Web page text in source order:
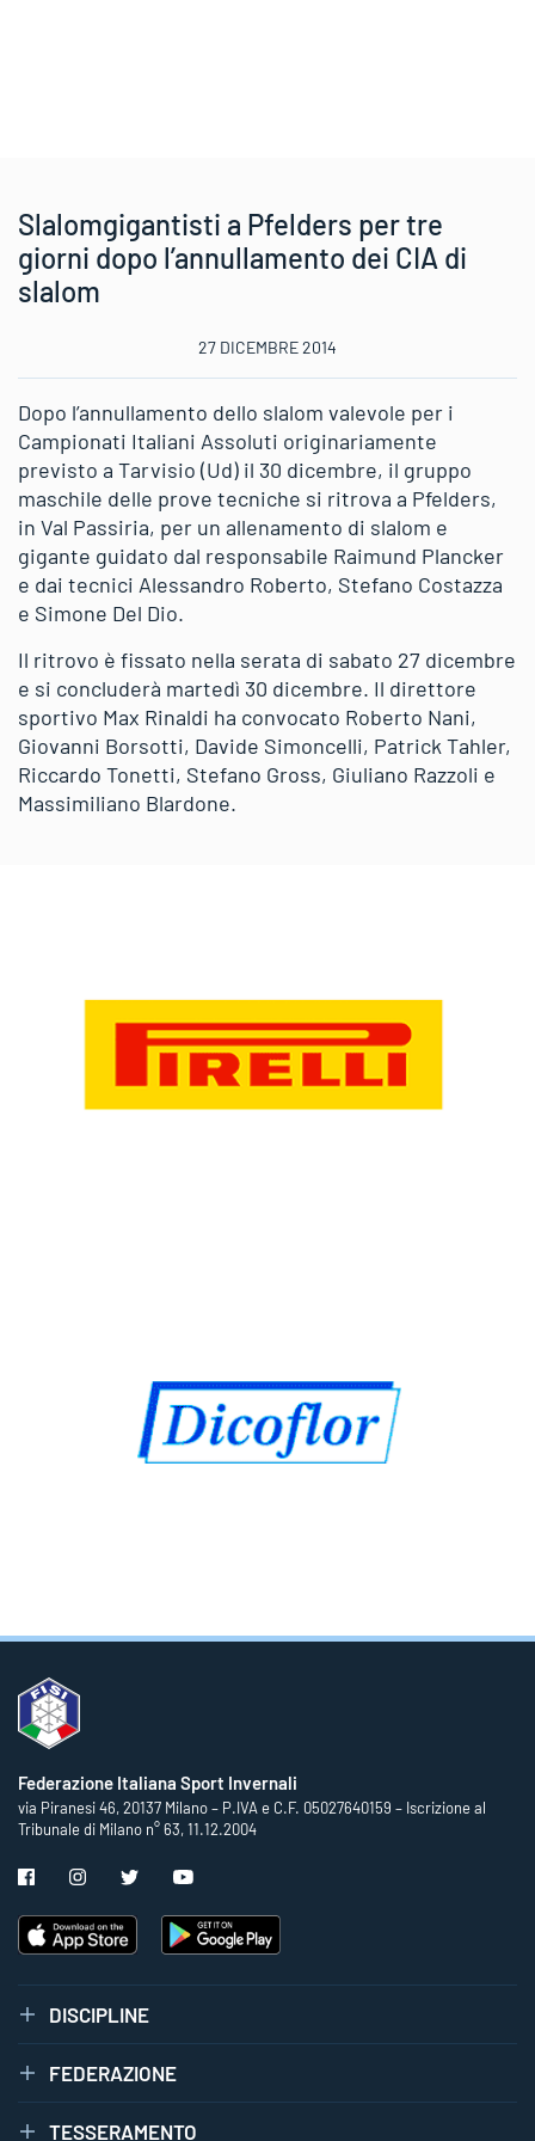
Slalomgigantisti a Pfelders per tre
giorni dopo l’annullamento dei CIA di
slalom
27 DICEMBRE 2014
Dopo l’annullamento dello slalom valevole per i
Campionati Italiani Assoluti originariamente
previsto a Tarvisio (Ud) il 30 dicembre, il gruppo
maschile delle prove tecniche si ritrova a Pfelders,
in Val Passiria, per un allenamento di slalom e
gigante guidato dal responsabile Raimund Plancker
e dai tecnici Alessandro Roberto, Stefano Costazza
e Simone Del Dio.
Il ritrovo è fissato nella serata di sabato 27 dicembre
e si concluderà martedì 30 dicembre. Il direttore
sportivo Max Rinaldi ha convocato Roberto Nani,
Giovanni Borsotti, Davide Simoncelli, Patrick Tahler,
Riccardo Tonetti, Stefano Gross, Giuliano Razzoli e
Massimiliano Blardone.
Federazione Italiana Sport Invernali
via Piranesi 46, 20137 Milano – P.IVA e C.F. 05027640159 – Iscrizione al
Tribunale di Milano n° 63, 11.12.2004
DISCIPLINE
FEDERAZIONE
TESSERAMENTO